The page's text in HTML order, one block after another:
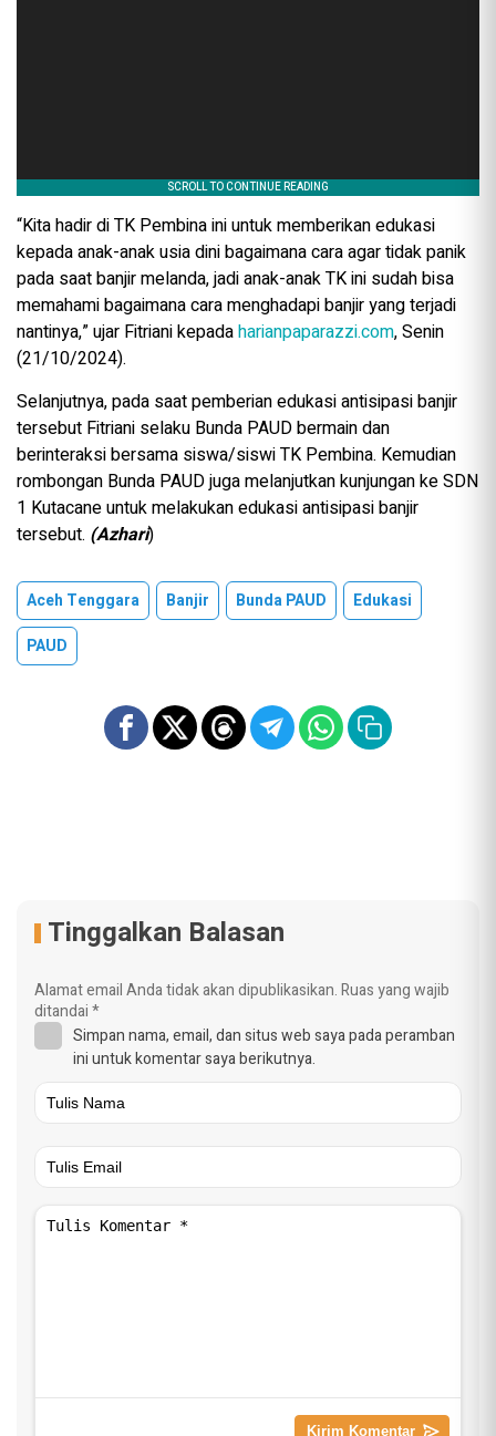
“Kita hadir di TK Pembina ini untuk memberikan edukasi
kepada anak-anak usia dini bagaimana cara agar tidak panik
pada saat banjir melanda, jadi anak-anak TK ini sudah bisa
memahami bagaimana cara menghadapi banjir yang terjadi
nantinya,” ujar Fitriani kepadaharianpaparazzi.com, Senin
(21/10/2024).
Selanjutnya, pada saat pemberian edukasi antisipasi banjir
tersebut Fitriani selaku Bunda PAUD bermain dan
berinteraksi bersama siswa/siswi TK Pembina. Kemudian
rombongan Bunda PAUD juga melanjutkan kunjungan ke SDN
1 Kutacane untuk melakukan edukasi antisipasi banjir
tersebut. (Azhari)
Aceh Tenggara Banjir Bunda PAUD
Edukasi
PAUD
Tinggalkan Balasan
Alamat email Anda tidak akan dipublikasikan.Ruas yang wajib
ditandai*
Simpan nama, email, dan situs web saya pada peramban
ini untuk komentar saya berikutnya.